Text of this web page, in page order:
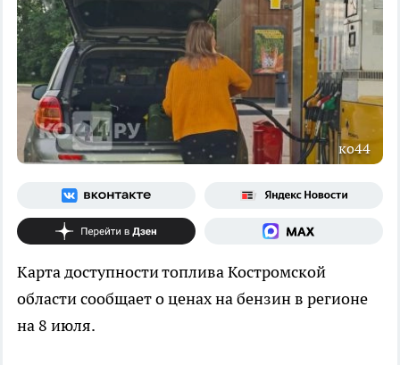
ко44
Карта доступности топлива Костромской
области сообщает о ценах на бензин в регионе
на 8 июля.